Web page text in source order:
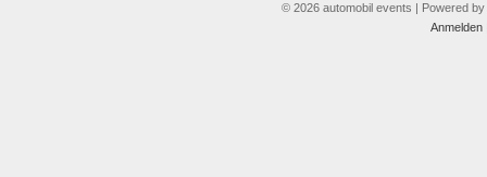
© 2026 automobil events | Powered by
Anmelden|